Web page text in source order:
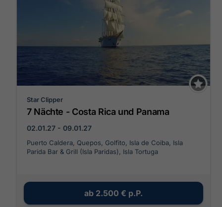
Star Clipper
7 Nächte - Costa Rica und Panama
02.01.27 - 09.01.27
Puerto Caldera, Quepos, Golfito, Isla de Coiba, Isla
Parida Bar & Grill (Isla Paridas), Isla Tortuga
ab 2.500 € p.P.